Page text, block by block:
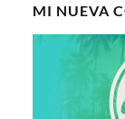
MI NUEVA